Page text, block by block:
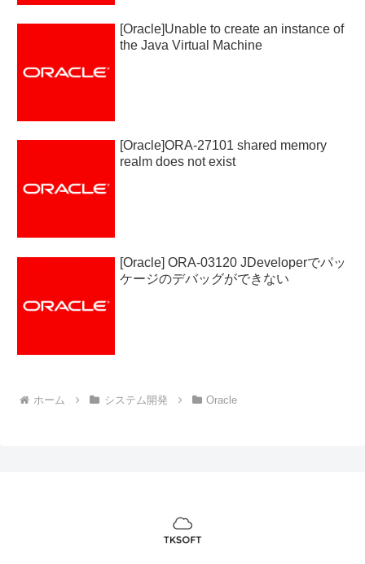
[Oracle]Unable to create an instance of
the Java Virtual Machine
[Oracle]ORA-27101 shared memory
realm does not exist
[Oracle] ORA-03120 JDeveloperでパッ
ケージのデバッグができない
ホーム システム開発 Oracle